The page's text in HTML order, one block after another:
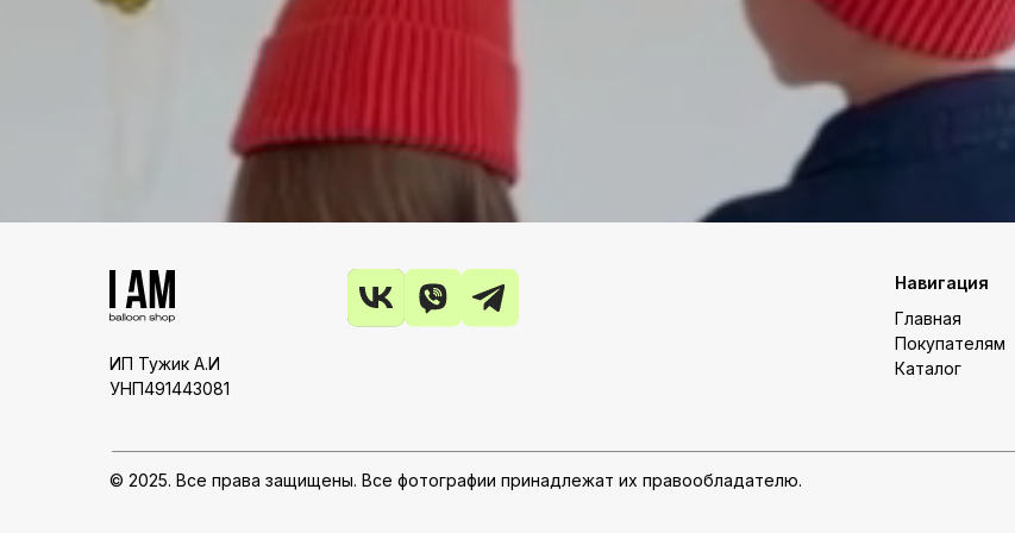
Навигация
Главная
Покупателям
Каталог
ИП Тужик А.И
УНП491443081
© 2025. Все права защищены. Все фотографии принадлежат их правообладателю.